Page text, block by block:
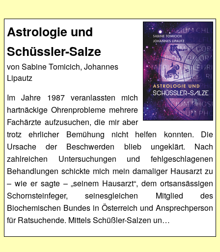
Astrologie und
Schüssler-Salze
von Sabine Tomicich, Johannes
Lipautz
Im Jahre 1987 veranlassten mich
hartnäckige Ohrenprobleme mehrere
Fachärzte aufzusuchen, die mir aber
trotz ehrlicher Bemühung nicht helfen konnten. Die
Ursache der Beschwerden blieb ungeklärt. Nach
zahlreichen Untersuchungen und fehlgeschlagenen
Behandlungen schickte mich mein damaliger Hausarzt zu
– wie er sagte – „seinem Hausarzt“, dem ortsansässigen
Schornsteinfeger, seinesgleichen Mitglied des
Biochemischen Bundes in Österreich und Ansprechperson
für Ratsuchende. Mittels Schüßler-Salzen un…